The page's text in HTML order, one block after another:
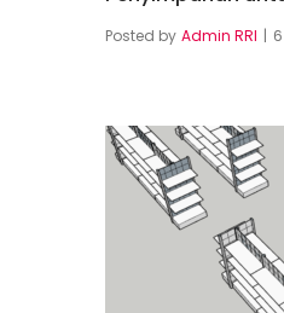
Posted by Admin RRI